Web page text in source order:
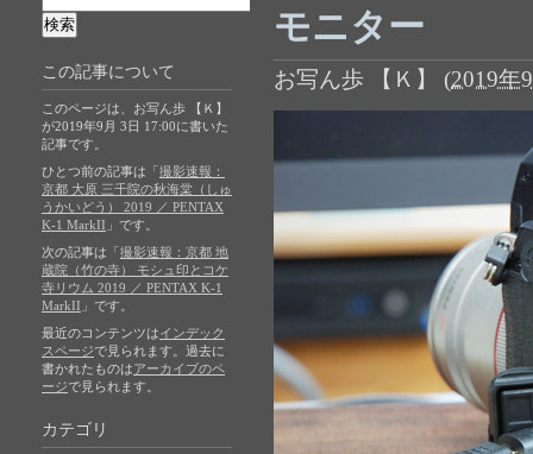
モニター
お写ん歩 【Ｋ】 (2019年
この記事について
このページは、お写ん歩 【Ｋ】
が2019年9月 3日 17:00に書いた
記事です。
ひとつ前の記事は「撮影速報：
京都 大原 三千院の秋海棠（しゅ
うかいどう） 2019 ／ PENTAX
K-1 MarkII 」です。
次の記事は「撮影速報：京都 地
蔵院（竹の寺） モシュ印とコケ
寺リウム 2019 ／ PENTAX K-1
MarkII 」です。
最近のコンテンツはインデック
スページで見られます。過去に
書かれたものはアーカイブのペ
ージで見られます。
カテゴリ